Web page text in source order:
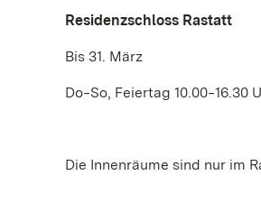
Residenzschloss
Bis 31. März
Do‒So, Feiertag 10.00‒16.30
Die Innenräume sind nur im